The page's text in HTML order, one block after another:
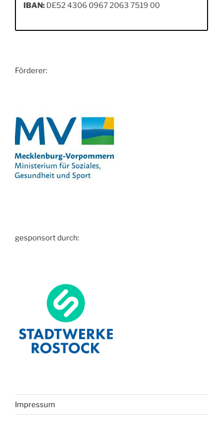
IBAN: DE52 4306 0967 2063 7519 00
Förderer:
gesponsort durch:
Impressum